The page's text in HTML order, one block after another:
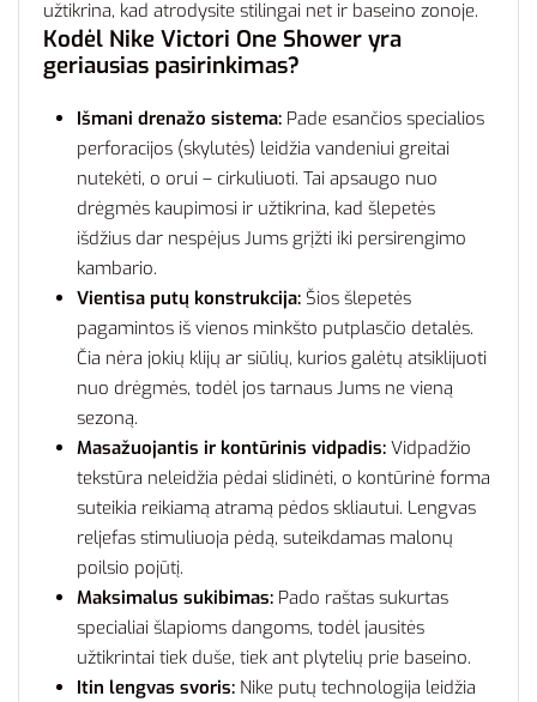
užtikrina, kad atrodysite stilingai net ir baseino zonoje.
Kodėl Nike Victori One Shower yra
geriausias pasirinkimas?
Išmani drenažo sistema: Pade esančios specialios
perforacijos (skylutės) leidžia vandeniui greitai
nutekėti, o orui – cirkuliuoti. Tai apsaugo nuo
drėgmės kaupimosi ir užtikrina, kad šlepetės
išdžius dar nespėjus Jums grįžti iki persirengimo
kambario.
Vientisa putų konstrukcija: Šios šlepetės
pagamintos iš vienos minkšto putplasčio detalės.
Čia nėra jokių klijų ar siūlių, kurios galėtų atsiklijuoti
nuo drėgmės, todėl jos tarnaus Jums ne vieną
sezoną.
Masažuojantis ir kontūrinis vidpadis: Vidpadžio
tekstūra neleidžia pėdai slidinėti, o kontūrinė forma
suteikia reikiamą atramą pėdos skliautui. Lengvas
reljefas stimuliuoja pėdą, suteikdamas malonų
poilsio pojūtį.
Maksimalus sukibimas: Pado raštas sukurtas
specialiai šlapioms dangoms, todėl jausitės
užtikrintai tiek duše, tiek ant plytelių prie baseino.
Itin lengvas svoris: Nike putų technologija leidžia